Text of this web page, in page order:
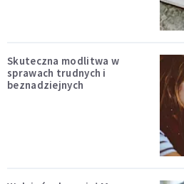
Skuteczna modlitwa w
sprawach trudnych i
beznadziejnych